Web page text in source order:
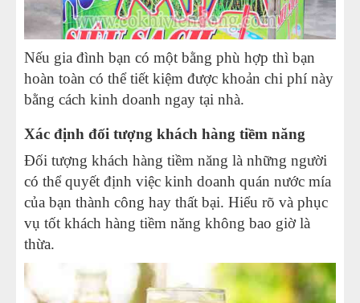
Nếu gia đình bạn có một bằng phù hợp thì bạn
hoàn toàn có thể tiết kiệm được khoản chi phí này
bằng cách kinh doanh ngay tại nhà.
Xác định đối tượng khách hàng tiềm năng
Đối tượng khách hàng tiềm năng là những người
có thể quyết định việc kinh doanh quán nước mía
của bạn thành công hay thất bại. Hiểu rõ và phục
vụ tốt khách hàng tiềm năng không bao giờ là
thừa.